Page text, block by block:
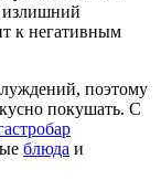
излишний
к негативным
поэтому
покушать. С
блюда и